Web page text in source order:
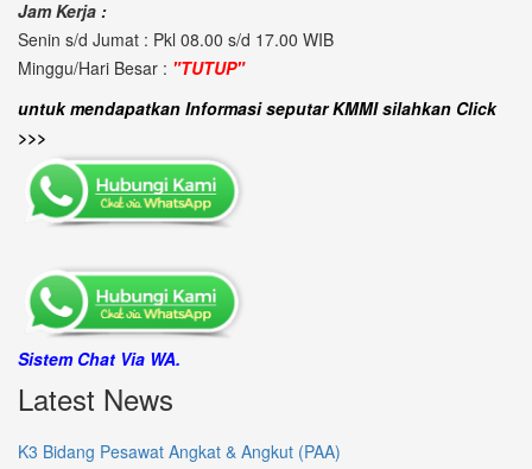
Jam Kerja :
Senin s/d Jumat : Pkl 08.00 s/d 17.00 WIB
Minggu/Hari Besar : "TUTUP"
untuk mendapatkan Informasi seputar KMMI silahkan Click
>>>
Sistem Chat Via WA.
Latest News
K3 Bidang Pesawat Angkat & Angkut (PAA)